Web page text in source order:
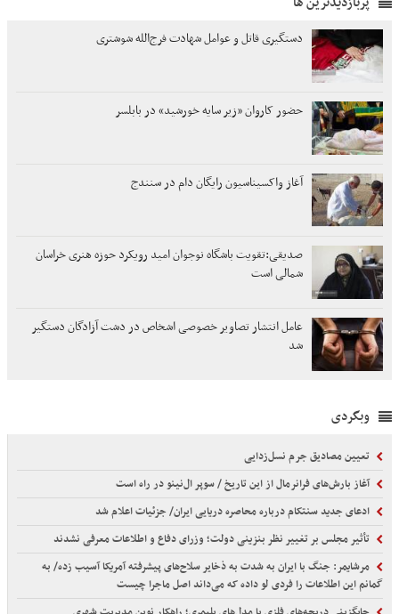
دستگیری قاتل و عوامل شهادت فرج‌الله شوشتری
حضور کاروان «زیر سایه خورشید» در بابلسر
آغاز واکسیناسیون رایگان دام در سنندج
صدیقی:تقویت باشگاه نوجوان امید رویکرد حوزه هنری خراسان
شمالی است
عامل انتشار تصاویر خصوصی اشخاص در دشت آزادگان دستگیر
شد
وبگردی
تعیین مصادیق جرم نسل‌زدایی
آغاز بارش‌های فرانرمال از این تاریخ / سوپر ال‌نینو در راه است
ادعای جدید سنتکام درباره محاصره دریایی ایران/ جزئیات اعلام شد
تأثیر مجلس بر تغییر نظر بنزینی دولت؛ وزرای دفاع و اطلاعات معرفی نشدند
مرشایمر: جنگ با ایران به شدت به ذخایر سلاح‌های پیشرفته آمریکا آسیب زده/ به
گمانم این اطلاعات را فردی لو داده که می‌داند اصل ماجرا چیست